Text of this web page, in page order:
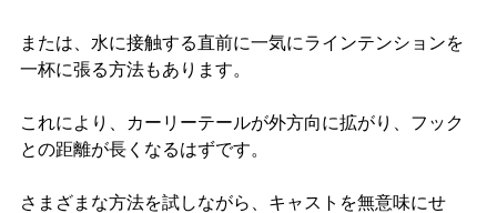
または、水に接触する直前に一気にラインテンションを
一杯に張る方法もあります。
これにより、カーリーテールが外方向に拡がり、フック
との距離が長くなるはずです。
さまざまな方法を試しながら、キャストを無意味にせ